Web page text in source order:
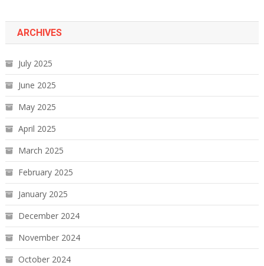
ARCHIVES
July 2025
June 2025
May 2025
April 2025
March 2025
February 2025
January 2025
December 2024
November 2024
October 2024